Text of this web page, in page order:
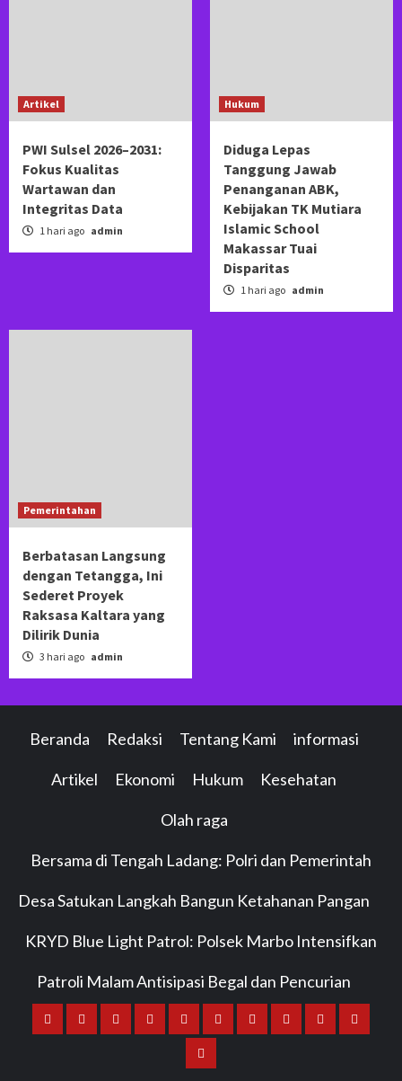
Artikel
PWI Sulsel 2026–2031:
Fokus Kualitas
Wartawan dan
Integritas Data
1 hari ago admin
Hukum
Diduga Lepas
Tanggung Jawab
Penanganan ABK,
Kebijakan TK Mutiara
Islamic School
Makassar Tuai
Disparitas
1 hari ago admin
Pemerintahan
Berbatasan Langsung
dengan Tetangga, Ini
Sederet Proyek
Raksasa Kaltara yang
Dilirik Dunia
3 hari ago admin
Beranda Redaksi Tentang Kami informasi
Artikel Ekonomi Hukum Kesehatan
Olah raga
Bersama di Tengah Ladang: Polri dan Pemerintah
Desa Satukan Langkah Bangun Ketahanan Pangan
KRYD Blue Light Patrol: Polsek Marbo Intensifkan
Patroli Malam Antisipasi Begal dan Pencurian
BerandaRedaksiTentanginformasiArtikelEkonomiHukumKesehatan
Olah Bersama
KRYD